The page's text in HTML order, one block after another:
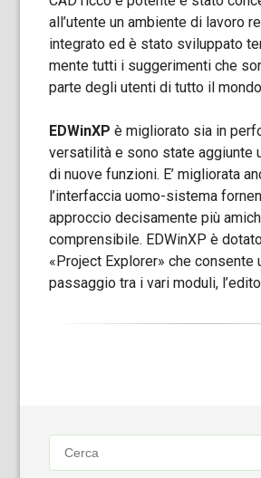
all’utente un ambiente di lavoro
integrato ed è stato sviluppato
mente tutti i suggerimenti che
parte degli utenti di tutto il
EDWinXP è migliorato sia in
versatilità e sono state aggiunte
di nuove funzioni. E’ migliorata
l’interfaccia uomo-sistema
approccio decisamente più
comprensibile. EDWinXP è
«Project Explorer» che consente
passaggio tra i vari moduli,